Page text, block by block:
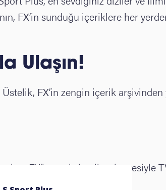
FX’in sunduğu içeriklere her
Ulaşın!
FX’in zengin içerik
FX’in geniş içerik yelpazesiyle